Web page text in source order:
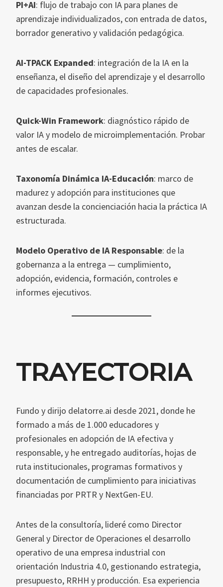
PI+AI: flujo de trabajo con IA para planes de
aprendizaje individualizados, con entrada de datos,
borrador generativo y validación pedagógica.
AI-TPACK Expanded: integración de la IA en la
enseñanza, el diseño del aprendizaje y el desarrollo
de capacidades profesionales.
Quick-Win Framework: diagnóstico rápido de
valor IA y modelo de microimplementación. Probar
antes de escalar.
Taxonomía Dinámica IA-Educación: marco de
madurez y adopción para instituciones que
avanzan desde la concienciación hacia la práctica IA
estructurada.
Modelo Operativo de IA Responsable: de la
gobernanza a la entrega — cumplimiento,
adopción, evidencia, formación, controles e
informes ejecutivos.
TRAYECTORIA
Fundo y dirijo delatorre.ai desde 2021, donde he
formado a más de 1.000 educadores y
profesionales en adopción de IA efectiva y
responsable, y he entregado auditorías, hojas de
ruta institucionales, programas formativos y
documentación de cumplimiento para iniciativas
financiadas por PRTR y NextGen-EU.
Antes de la consultoría, lideré como Director
General y Director de Operaciones el desarrollo
operativo de una empresa industrial con
orientación Industria 4.0, gestionando estrategia,
presupuesto, RRHH y producción. Esa experiencia